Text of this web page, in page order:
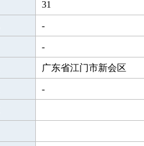
31
-
-
广东省江门市新会区
-